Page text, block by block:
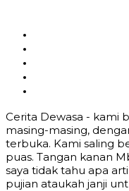
Cerita Dewasa - kami
masing-masing,
terbuka. Kami saling
puas. Tangan kanan
saya tidak tahu apa
pujian ataukah janji